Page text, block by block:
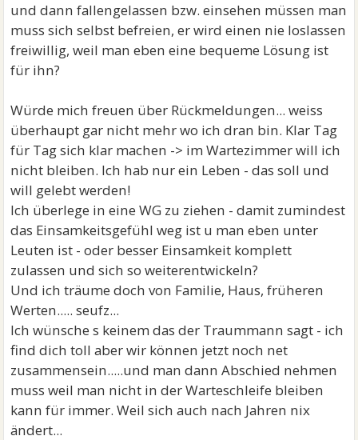
und dann fallengelassen bzw. einsehen müssen man
muss sich selbst befreien, er wird einen nie loslassen
freiwillig, weil man eben eine bequeme Lösung ist
für ihn?
Würde mich freuen über Rückmeldungen... weiss
überhaupt gar nicht mehr wo ich dran bin. Klar Tag
für Tag sich klar machen -> im Wartezimmer will ich
nicht bleiben. Ich hab nur ein Leben - das soll und
will gelebt werden!
Ich überlege in eine WG zu ziehen - damit zumindest
das Einsamkeitsgefühl weg ist u man eben unter
Leuten ist - oder besser Einsamkeit komplett
zulassen und sich so weiterentwickeln?
Und ich träume doch von Familie, Haus, früheren
Werten..... seufz...
Ich wünsche s keinem das der Traummann sagt - ich
find dich toll aber wir können jetzt noch net
zusammensein.....und man dann Abschied nehmen
muss weil man nicht in der Warteschleife bleiben
kann für immer. Weil sich auch nach Jahren nix
ändert...